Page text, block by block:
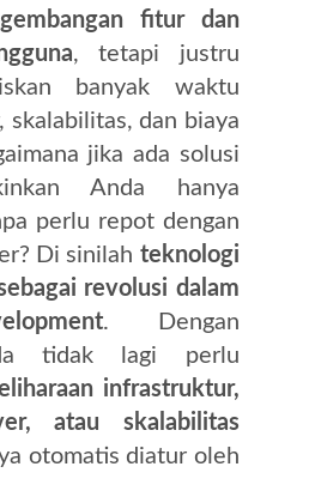
fitur dan
, tetapi justru
banyak waktu
skalabilitas, dan biaya
jika ada solusi
Anda hanya
perlu repot dengan
Di sinilah teknologi
revolusi dalam
. Dengan
tidak lagi perlu
infrastruktur,
atau skalabilitas
otomatis diatur oleh